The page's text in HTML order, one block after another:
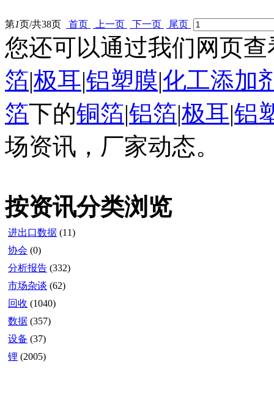
第1页/共38页 首页 上一页 下一页 尾页
您还可以通过我们网页查
箔|极耳|铝塑膜|化工添加
箔下的铜箔|铝箔|极耳|铝
场资讯，厂家动态。
按资讯分类浏览
进出口数据 (11)
协会 (0)
分析报告 (332)
市场杂谈 (62)
回收 (1040)
数据 (357)
设备 (37)
锂 (2005)